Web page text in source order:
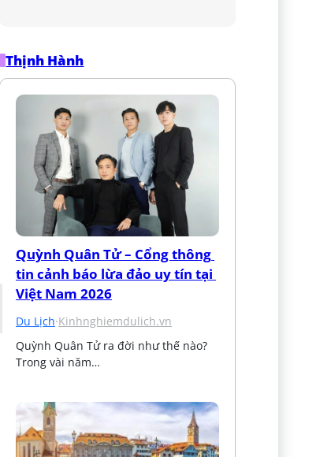
Thịnh Hành
Quỳnh Quân Tử – Cổng thông
tin cảnh báo lừa đảo uy tín tại
Việt Nam 2026
Du Lịch·Kinhnghiemdulich.vn
Quỳnh Quân Tử ra đời như thế nào?
Trong vài năm…